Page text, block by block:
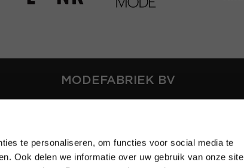
te personaliseren, om functies voor social media te
Ook delen we informatie over uw gebruik van onze site
MODEFABRIEK BV
SHIFT